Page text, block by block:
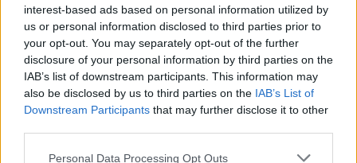
interest-based ads based on personal information utilized by
us or personal information disclosed to third parties prior to
your opt-out. You may separately opt-out of the further
disclosure of your personal information by third parties on the
IAB’s list of downstream participants. This information may
also be disclosed by us to third parties on the IAB’s List of
Downstream Participants that may further disclose it to other
Please note that this website/app uses one or more Google
Personal Data Processing Opt Outs
Ajánlott bejegyzések:
Checkpoint Mini #285: Lady Tut
Checkpoint Mini #284: Chuckie Egg (+ a